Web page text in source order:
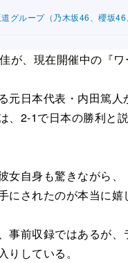
道グループ（乃木坂46、櫻坂
が、現在開催中の『
元日本代表・内田篤
、2-1で日本の勝利と
女自身も驚きながら
にされたのが本当に
事前収録ではあるが
りしている。